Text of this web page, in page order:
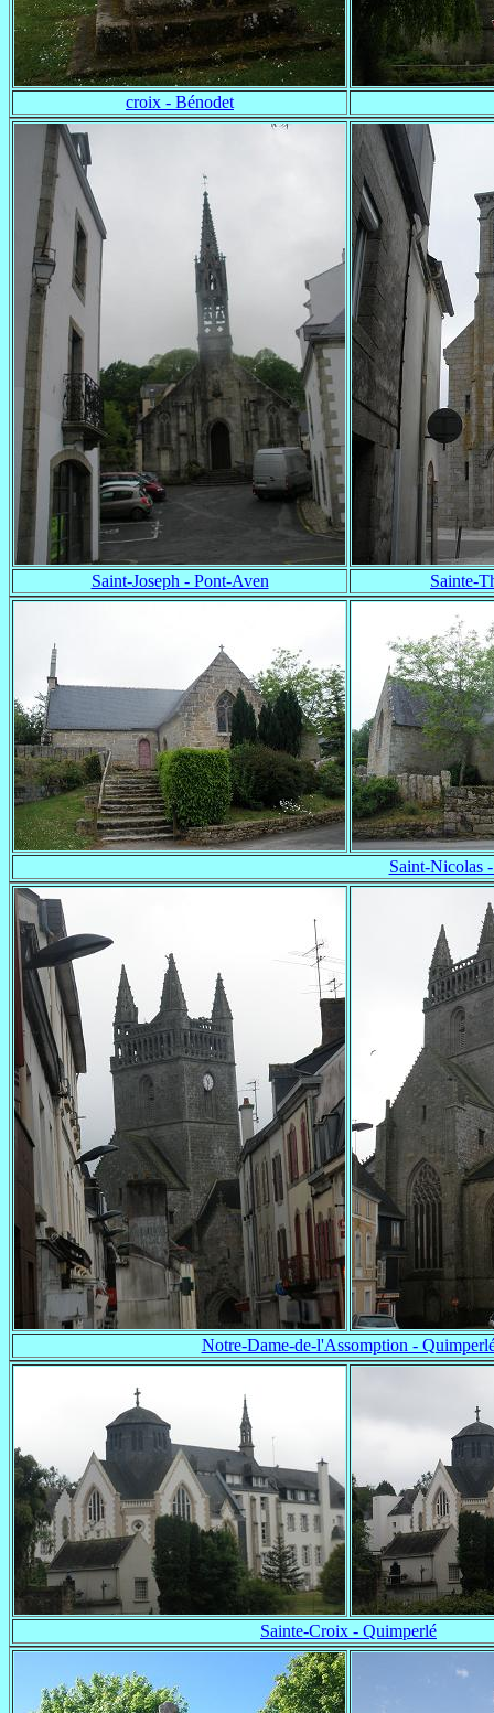
croix - Bénodet
Saint-Joseph - Pont-Aven Sainte-
Saint-Nicolas
Notre-Dame-de-l'Assomption -
Sainte-Croix - Quimperlé